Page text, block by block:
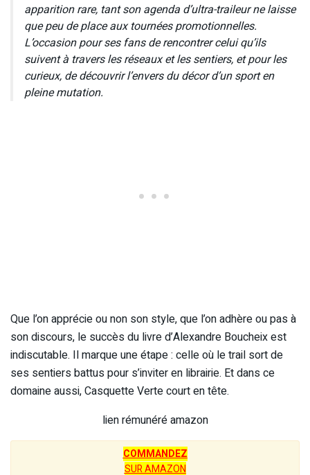
apparition rare, tant son agenda d’ultra-traileur ne laisse
que peu de place aux tournées promotionnelles.
L’occasion pour ses fans de rencontrer celui qu’ils
suivent à travers les réseaux et les sentiers, et pour les
curieux, de découvrir l’envers du décor d’un sport en
pleine mutation.
Que l’on apprécie ou non son style, que l’on adhère ou pas à
son discours, le succès du livre d’Alexandre Boucheix est
indiscutable. Il marque une étape : celle où le trail sort de
ses sentiers battus pour s’inviter en librairie. Et dans ce
domaine aussi, Casquette Verte court en tête.
lien rémunéré amazon
COMMANDEZ
SUR AMAZON